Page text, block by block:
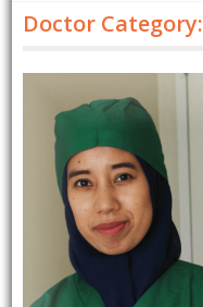
Doctor Category: